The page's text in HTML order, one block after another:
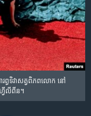
រព្ធ​ទិវា​សត្វ​ពិភពលោក នៅ​
វីលីពីន។